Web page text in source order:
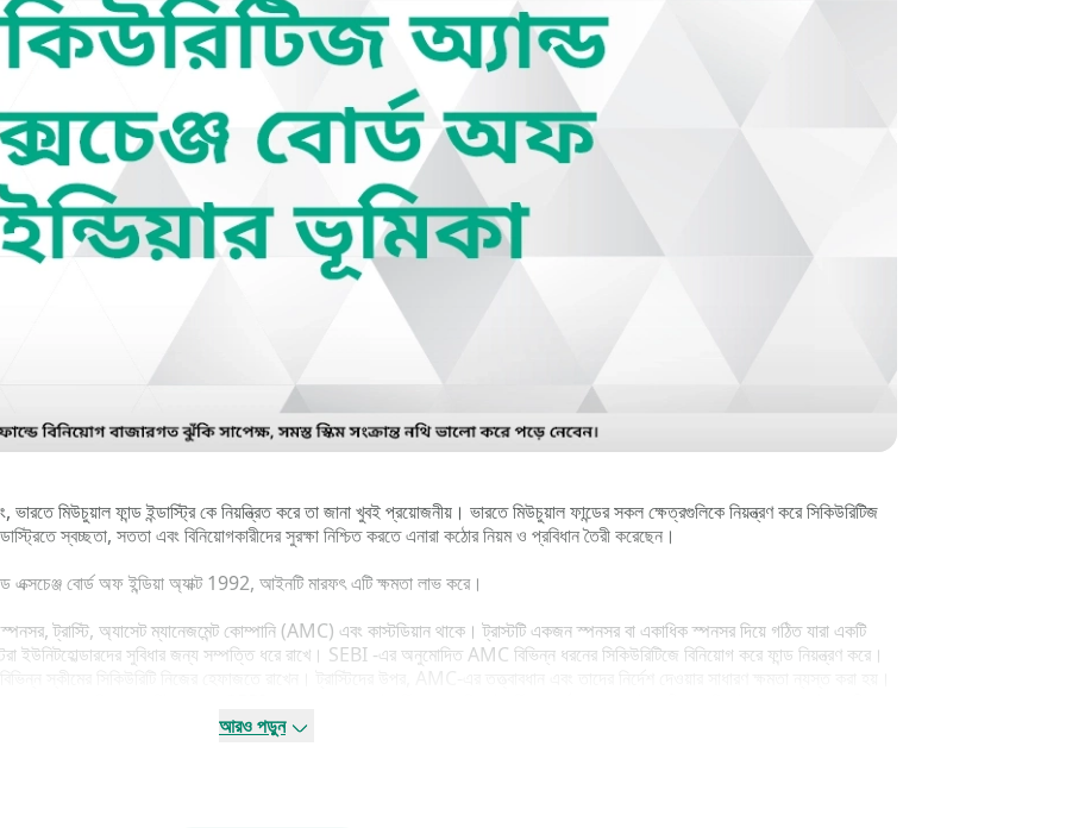
ভারতে মিউচুয়াল ফান্ড ইন্ডাস্ট্রি কে নিয়ন্ত্রিত করে তা জানা খুবই প্রয়োজনীয়। ভারতে মিউচুয়াল ফান্ডের সকল ক্ষেত্রগুলিকে নিয়ন্ত্রণ করে সিকিউরিটিজ
স্বচ্ছতা, সততা এবং বিনিয়োগকারীদের সুরক্ষা নিশ্চিত করতে এনারা কঠোর নিয়ম ও প্রবিধান তৈরী করেছেন।
এক্সচেঞ্জ বোর্ড অফ ইন্ডিয়া অ্যাক্ট 1992, আইনটি মারফৎ এটি ক্ষমতা লাভ করে।
ট্রাস্টি, অ্যাসেট ম্যানেজমেন্ট কোম্পানি (AMC) এবং কাস্টডিয়ান থাকে। ট্রাস্টটি একজন স্পনসর বা একাধিক স্পনসর দিয়ে গঠিত যারা একটি
ইউনিটহোল্ডারদের সুবিধার জন্য সম্পত্তি ধরে রাখে। SEBI -এর অনুমোদিত AMC বিভিন্ন ধরনের সিকিউরিটিজে বিনিয়োগ করে ফান্ড নিয়ন্ত্রণ করে।
এছাড়াও, AMC-এর 50% পরিচালকদের অবশ্যই স্বাধীন হতে হবে।
আরও পড়ুন